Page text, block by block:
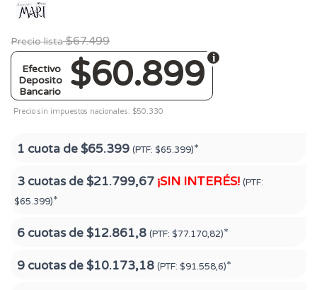
Precio lista $67.499
$60.899
Efectivo
Deposito
Bancario
Precio sin impuestos nacionales: $50.330
1 cuota de$65.399 (PTF: $65.399)*
3 cuotas de$21.799,67 ¡SIN INTERÉS! (PTF:
$65.399)*
6 cuotas de$12.861,8 (PTF: $77.170,82)*
9 cuotas de$10.173,18 (PTF: $91.558,6)*